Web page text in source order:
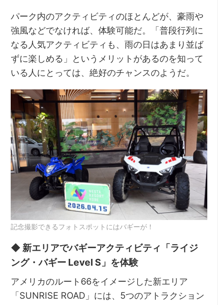
パーク内のアクティビティのほとんどが、豪雨や
強風などでなければ、体験可能だ。「普段行列に
なる人気アクティビティも、雨の日はあまり並ば
ずに楽しめる」というメリットがあるのを知って
いる人にとっては、絶好のチャンスのようだ。
記念撮影できるフォトスポットにはバギーが！
◆ 新エリアでバギーアクティビティ「ライジ
ング・バギー Level S」を体験
アメリカのルート66をイメージした新エリア
「SUNRISE ROAD」には、5つのアトラクション